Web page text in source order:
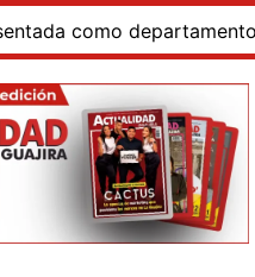
invitado de